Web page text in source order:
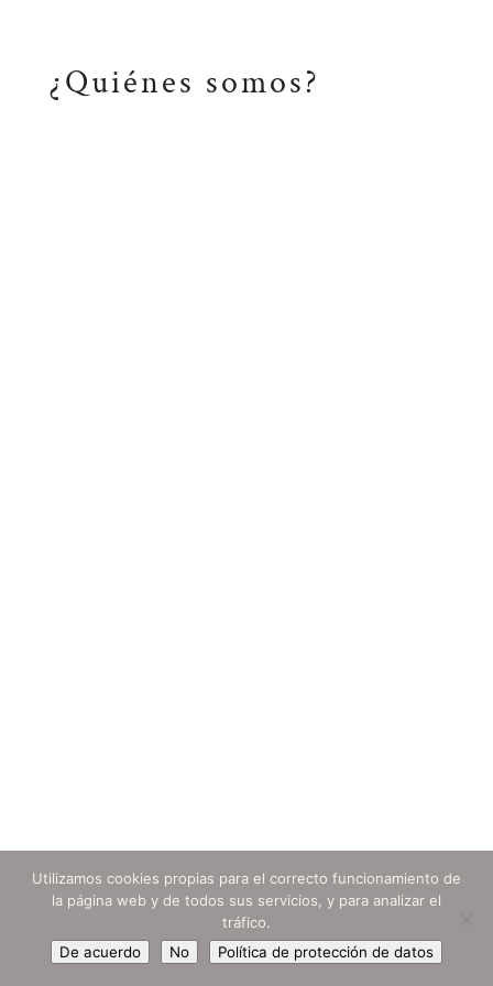
¿Quiénes somos?
Utilizamos cookies propias para el correcto funcionamiento de
la página web y de todos sus servicios, y para analizar el
tráfico.
De acuerdo
No Política de protección de datos